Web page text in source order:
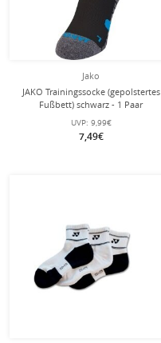
Jako
JAKO Trainingssocke (gepolstertes
Fußbett) schwarz - 1 Paar
UVP: 9,99€
7,49€